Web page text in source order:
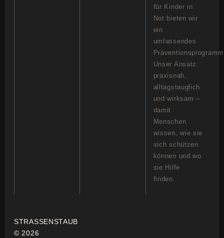
für Kinder in
Not bieten wir
ein
umfassendes
Unser Ansatz:
praxisnah,
alltagstauglich
und wirksam –
damit
Menschen
wissen, wie sie
sich schützen
können und wo
sie Hilfe
finden.
STRASSENSTAUB
© 2026